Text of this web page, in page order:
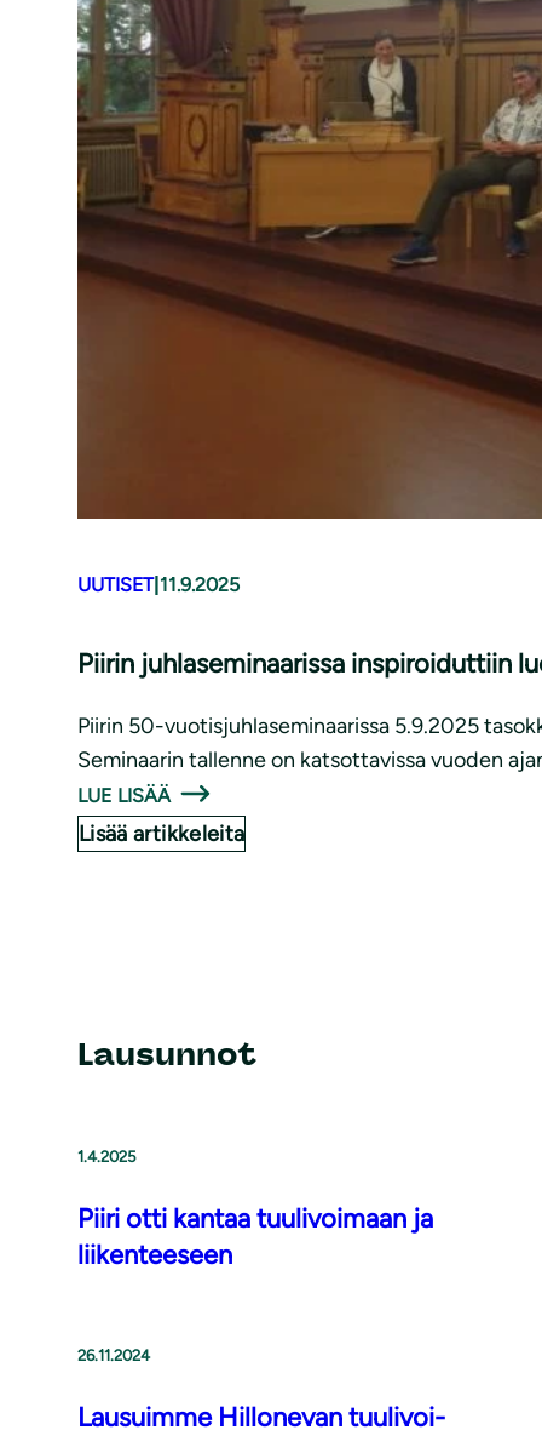
UUTISET| 11.9.2025
Piirin juhlaseminaarissa inspiroiduttiin
Piirin 50-vuotisjuhlaseminaarissa 5.9.2025
Seminaarin tallenne on katsottavissa vuoden
LUE LISÄÄ
Lisää artikkeleita
Lausunnot
1.4.2025
Piiri otti kantaa tuulivoimaan ja
liikenteeseen
26.11.2024
Lausuimme Hillonevan tuu­li­voi­